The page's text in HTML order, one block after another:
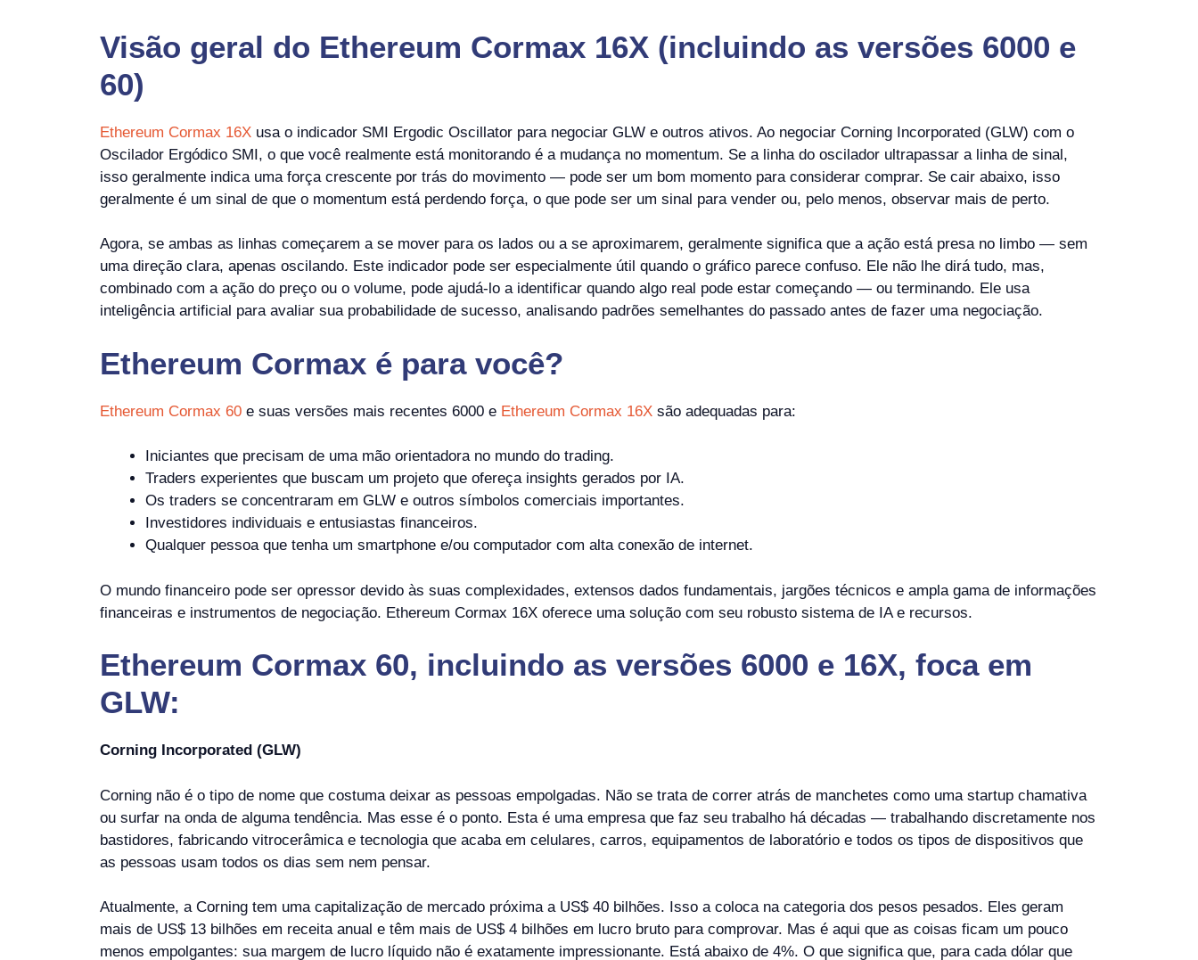
Visão geral do Ethereum Cormax 16X (incluindo as versões 6000 e
60)
Ethereum Cormax 16X usa o indicador SMI Ergodic Oscillator para negociar GLW e outros ativos. Ao negociar Corning Incorporated (GLW) com o
Oscilador Ergódico SMI, o que você realmente está monitorando é a mudança no momentum. Se a linha do oscilador ultrapassar a linha de sinal,
isso geralmente indica uma força crescente por trás do movimento — pode ser um bom momento para considerar comprar. Se cair abaixo, isso
geralmente é um sinal de que o momentum está perdendo força, o que pode ser um sinal para vender ou, pelo menos, observar mais de perto.
Agora, se ambas as linhas começarem a se mover para os lados ou a se aproximarem, geralmente significa que a ação está presa no limbo — sem
uma direção clara, apenas oscilando. Este indicador pode ser especialmente útil quando o gráfico parece confuso. Ele não lhe dirá tudo, mas,
combinado com a ação do preço ou o volume, pode ajudá-lo a identificar quando algo real pode estar começando — ou terminando. Ele usa
inteligência artificial para avaliar sua probabilidade de sucesso, analisando padrões semelhantes do passado antes de fazer uma negociação.
Ethereum Cormax é para você?
Ethereum Cormax 60 e suas versões mais recentes 6000 e Ethereum Cormax 16X são adequadas para:
Iniciantes que precisam de uma mão orientadora no mundo do trading.
Traders experientes que buscam um projeto que ofereça insights gerados por IA.
Os traders se concentraram em GLW e outros símbolos comerciais importantes.
Investidores individuais e entusiastas financeiros.
Qualquer pessoa que tenha um smartphone e/ou computador com alta conexão de internet.
O mundo financeiro pode ser opressor devido às suas complexidades, extensos dados fundamentais, jargões técnicos e ampla gama de informações
financeiras e instrumentos de negociação. Ethereum Cormax 16X oferece uma solução com seu robusto sistema de IA e recursos.
Ethereum Cormax 60, incluindo as versões 6000 e 16X, foca em
GLW:
Corning Incorporated (GLW)
Corning não é o tipo de nome que costuma deixar as pessoas empolgadas. Não se trata de correr atrás de manchetes como uma startup chamativa
ou surfar na onda de alguma tendência. Mas esse é o ponto. Esta é uma empresa que faz seu trabalho há décadas — trabalhando discretamente nos
bastidores, fabricando vitrocerâmica e tecnologia que acaba em celulares, carros, equipamentos de laboratório e todos os tipos de dispositivos que
as pessoas usam todos os dias sem nem pensar.
Atualmente, a Corning tem uma capitalização de mercado próxima a US$ 40 bilhões. Isso a coloca na categoria dos pesos pesados. Eles geram
mais de US$ 13 bilhões em receita anual e têm mais de US$ 4 bilhões em lucro bruto para comprovar. Mas é aqui que as coisas ficam um pouco
menos empolgantes: sua margem de lucro líquido não é exatamente impressionante. Está abaixo de 4%. O que significa que, para cada dólar que